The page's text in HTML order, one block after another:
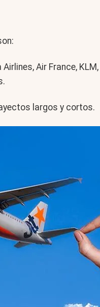
Air France,
largos y cortos.